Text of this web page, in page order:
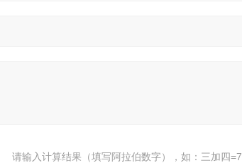
请输入计算结果（填写阿拉伯数字），如：三加四=7